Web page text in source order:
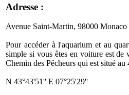
Adresse :
Avenue Saint-Martin, 98000 Monaco
Pour accéder à l'aquarium et au
simple si vous êtes en voiture est de
Chemin des Pêcheurs qui est situé
N 43°43'51'' E 07°25'29''